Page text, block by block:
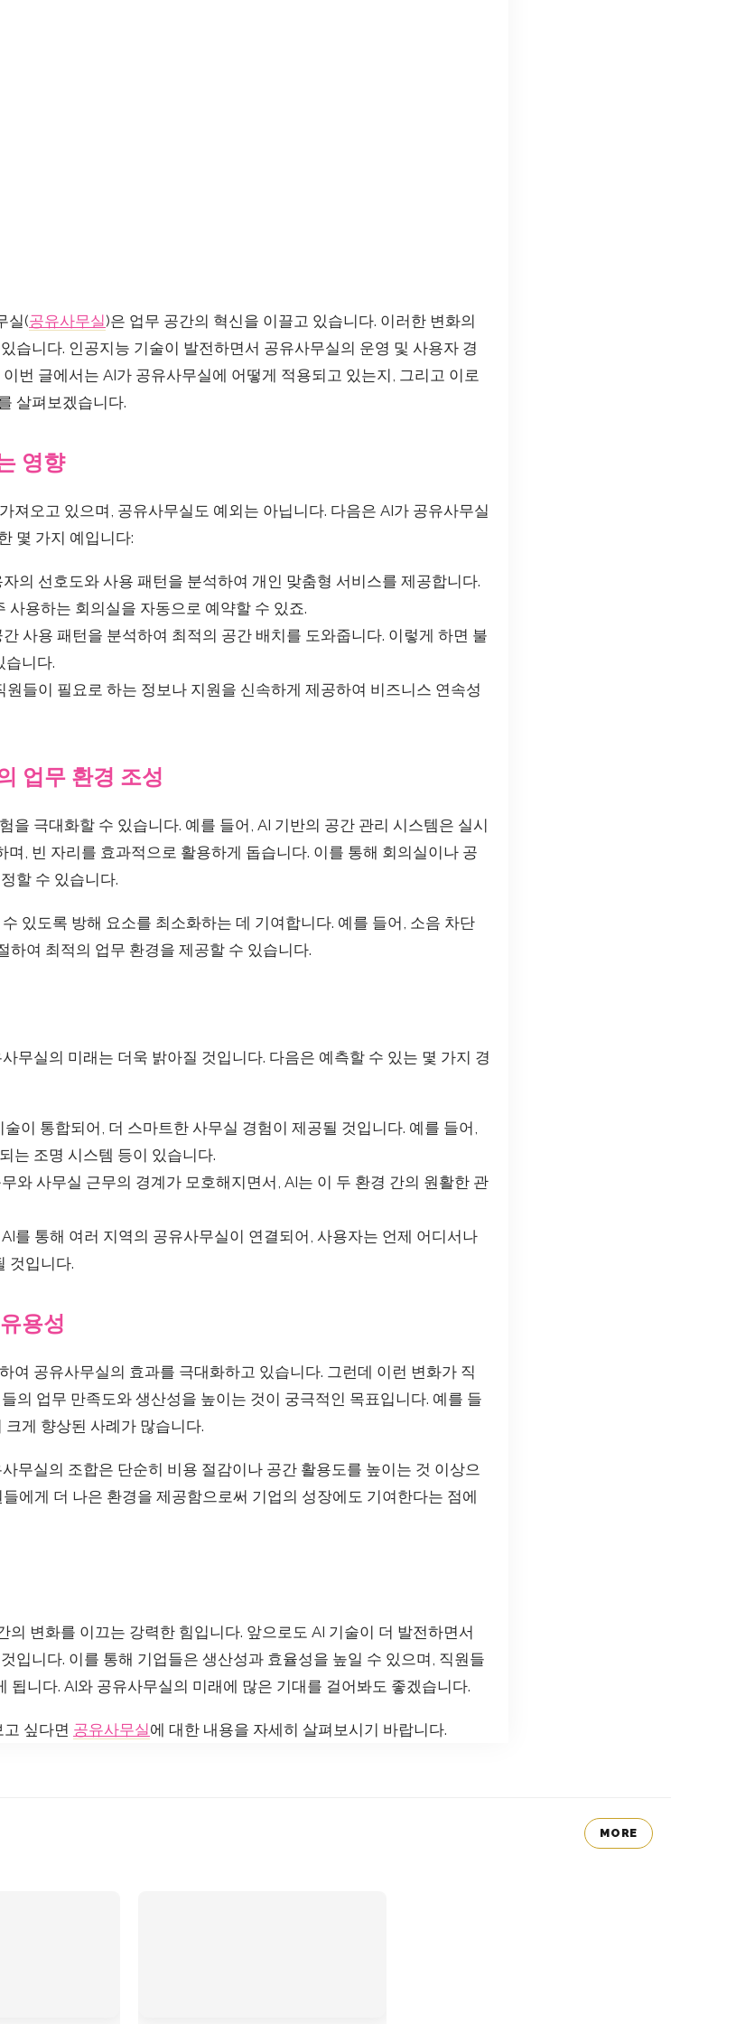
실(공유사무실)은 업무 공간의 혁신을 이끌고 있습니다. 이러한 변화의
습니다. 인공지능 기술이 발전하면서 공유사무실의 운영 및 사용자 경
번 글에서는 AI가 공유사무실에 어떻게 적용되고 있는지, 그리고 이로
살펴보겠습니다.
영향
져오고 있으며, 공유사무실도 예외는 아닙니다. 다음은 AI가 공유사무실
몇 가지 예입니다:
자의 선호도와 사용 패턴을 분석하여 개인 맞춤형 서비스를 제공합니다.
사용하는 회의실을 자동으로 예약할 수 있죠.
사용 패턴을 분석하여 최적의 공간 배치를 도와줍니다. 이렇게 하면 불
습니다.
원들이 필요로 하는 정보나 지원을 신속하게 제공하여 비즈니스 연속성
업무 환경 조성
을 극대화할 수 있습니다. 예를 들어, AI 기반의 공간 관리 시스템은 실시
, 빈 자리를 효과적으로 활용하게 돕습니다. 이를 통해 회의실이나 공
할 수 있습니다.
있도록 방해 요소를 최소화하는 데 기여합니다. 예를 들어, 소음 차단
하여 최적의 업무 환경을 제공할 수 있습니다.
무실의 미래는 더욱 밝아질 것입니다. 다음은 예측할 수 있는 몇 가지 경
술이 통합되어, 더 스마트한 사무실 경험이 제공될 것입니다. 예를 들어,
는 조명 시스템 등이 있습니다.
와 사무실 근무의 경계가 모호해지면서, AI는 이 두 환경 간의 원활한 관
AI를 통해 여러 지역의 공유사무실이 연결되어, 사용자는 언제 어디서나
것입니다.
용성
여 공유사무실의 효과를 극대화하고 있습니다. 그런데 이런 변화가 직
의 업무 만족도와 생산성을 높이는 것이 궁극적인 목표입니다. 예를 들
게 향상된 사례가 많습니다.
무실의 조합은 단순히 비용 절감이나 공간 활용도를 높이는 것 이상으
에게 더 나은 환경을 제공함으로써 기업의 성장에도 기여한다는 점에
의 변화를 이끄는 강력한 힘입니다. 앞으로도 AI 기술이 더 발전하면서
입니다. 이를 통해 기업들은 생산성과 효율성을 높일 수 있으며, 직원들
됩니다. AI와 공유사무실의 미래에 많은 기대를 걸어봐도 좋겠습니다.
싶다면 공유사무실에 대한 내용을 자세히 살펴보시기 바랍니다.
MORE